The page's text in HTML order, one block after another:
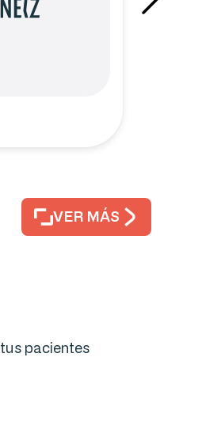
VER MÁS